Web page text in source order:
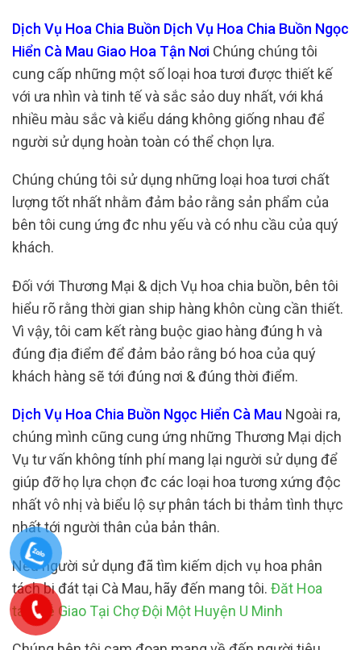
Dịch Vụ Hoa Chia Buồn Dịch Vụ Hoa Chia Buồn Ngọc
Hiển Cà Mau Giao Hoa Tận Nơi Chúng chúng tôi
cung cấp những một số loại hoa tươi được thiết kế
với ưa nhìn và tinh tế và sắc sảo duy nhất, với khá
nhiều màu sắc và kiểu dáng không giống nhau để
người sử dụng hoàn toàn có thể chọn lựa.
Chúng chúng tôi sử dụng những loại hoa tươi chất
lượng tốt nhất nhằm đảm bảo rằng sản phẩm của
bên tôi cung ứng đc nhu yếu và có nhu cầu của quý
khách.
Đối với Thương Mại & dịch Vụ hoa chia buồn, bên tôi
hiểu rõ rằng thời gian ship hàng khôn cùng cần thiết.
Vì vậy, tôi cam kết ràng buộc giao hàng đúng h và
đúng địa điểm để đảm bảo rằng bó hoa của quý
khách hàng sẽ tới đúng nơi & đúng thời điểm.
Dịch Vụ Hoa Chia Buồn Ngọc Hiển Cà Mau Ngoài ra,
chúng mình cũng cung ứng những Thương Mại dịch
Vụ tư vấn không tính phí mang lại người sử dụng để
giúp đỡ họ lựa chọn đc các loại hoa tương xứng độc
nhất vô nhị và biểu lộ sự phân tách bi thảm tình thực
nhất tới người thân của bản thân.
Nếu người sử dụng đã tìm kiếm dịch vụ hoa phân
tách bi đát tại Cà Mau, hãy đến mang tôi. Đăt Hoa
tang lễ Giao Tại Chợ Đội Một Huyện U Minh